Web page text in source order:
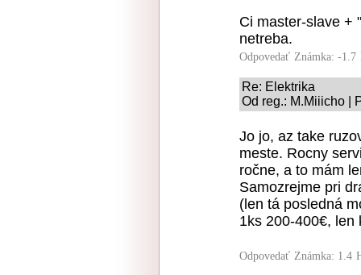
Ci master-slave +
netreba.
Odpovedať Známka: -1.7
Re: Elektrika
Od reg.: M.Miiicho |
Jo jo, az take
meste. Rocny
ročne, a to mám
Samozrejme pri
(len tá posledná
1ks 200-400€, len
Odpovedať Známka: 1.4